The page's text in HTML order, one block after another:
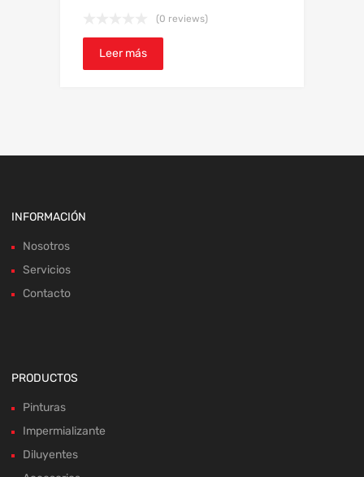
(0 reviews)
Leer más
INFORMACIÓN
Nosotros
Servicios
Contacto
PRODUCTOS
Pinturas
Impermializante
Diluyentes